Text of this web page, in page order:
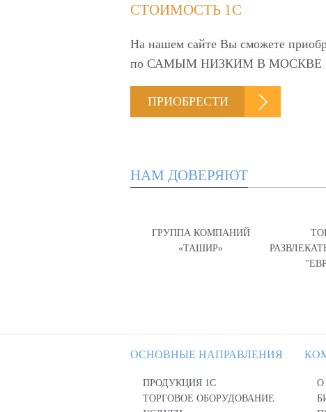
СТОИМОСТЬ 1С
На нашем сайте Вы сможете
по САМЫМ НИЗКИМ В МОСКВЕ
ПРИОБРЕСТИ
НАМ ДОВЕРЯЮТ
ГРУППА КОМПАНИЙ
«ТАШИР»
ОСНОВНЫЕ НАПРАВЛЕНИЯ
ПРОДУКЦИЯ 1С
ТОРГОВОЕ ОБОРУДОВАНИЕ
О